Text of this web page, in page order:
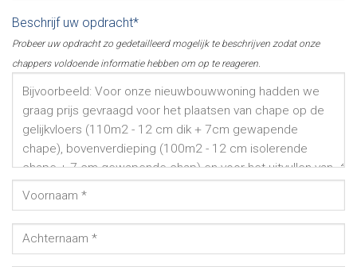
Beschrijf uw opdracht*
Probeer uw opdracht zo gedetailleerd mogelijk te beschrijven zodat onze
chappers voldoende informatie hebben om op te reageren.